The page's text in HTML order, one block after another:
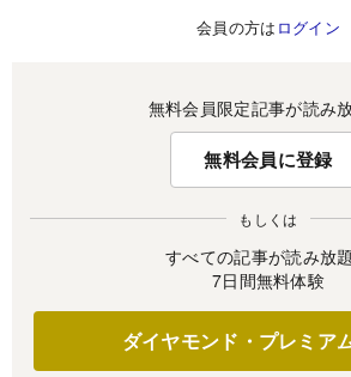
会員の方は ログイン
無料会員限定記事が読み
無料会員に登録
もしくは
すべての記事が読み放
7日間無料体験
ダイヤモンド・プレミア